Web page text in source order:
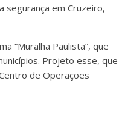
segurança em Cruzeiro,
“Muralha Paulista”, que
Projeto esse, que
de Operações